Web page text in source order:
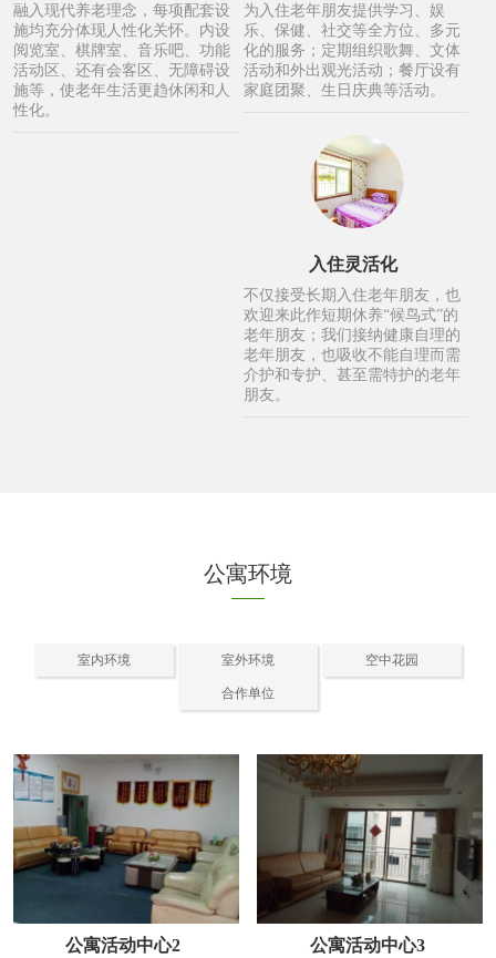
融入现代养老理念，每项配套设
施均充分体现人性化关怀。内设
阅览室、棋牌室、音乐吧、功能
活动区、还有会客区、无障碍设
施等，使老年生活更趋休闲和人
性化。
为入住老年朋友提供学习、娱
乐、保健、社交等全方位、多元
化的服务；定期组织歌舞、文体
活动和外出观光活动；餐厅设有
家庭团聚、生日庆典等活动。
入住灵活化
不仅接受长期入住老年朋友，也
欢迎来此作短期休养“候鸟式”的
老年朋友；我们接纳健康自理的
老年朋友，也吸收不能自理而需
介护和专护、甚至需特护的老年
朋友。
公寓环境
室内环境 室外环境 空中花园
合作单位
公寓活动中心2 公寓活动中心3